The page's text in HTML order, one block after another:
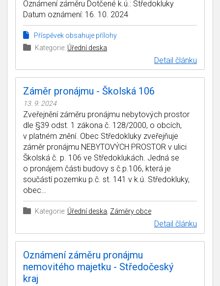
Oznámení záměru Dotčené k.ú.: Středokluky
Datum oznámení: 16. 10. 2024
Příspěvek obsahuje přílohy
Kategorie: Úřední deska
Detail článku
Záměr pronájmu - Školská 106
13. 9. 2024
Zveřejnění záměru pronájmu nebytových prostor
dle §39 odst. 1 zákona č. 128/2000, o obcích,
v platném znění. Obec Středokluky zveřejňuje
záměr pronájmu NEBYTOVÝCH PROSTOR v ulici
Školská č. p. 106 ve Středoklukách. Jedná se
o pronájem části budovy s č.p.106, která je
součástí pozemku p.č. st. 141 v k.ú. Středokluky,
obec…
Kategorie: Úřední deska, Záměry obce
Detail článku
Oznámení záměru pronájmu
nemovitého majetku - Středočeský
kraj